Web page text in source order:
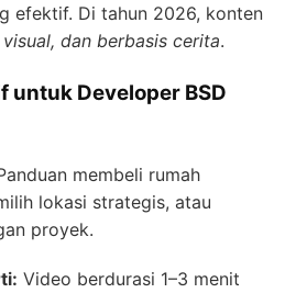
efektif. Di tahun 2026, konten
dan berbasis cerita.
untuk Developer BSD
membeli rumah
lokasi strategis, atau
proyek.
Video berdurasi 1–3 menit